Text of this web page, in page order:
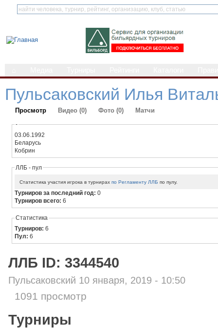
Пульсаковский Илья
Просмотр Видео (0) Фото (0) Матчи
-
03.06.1992
Беларусь
Кобрин
ЛЛБ - пул
Статистика участия игрока в турнирахпо Регламенту ЛЛБ по пулу.
Турниров за последний год:0
Турниров всего:6
Статистика
Турниров:6
Пул:6
ЛЛБ ID: 3344540
Пульсаковский 10 января, 2019 - 10:50
1091 просмотр
Турниры